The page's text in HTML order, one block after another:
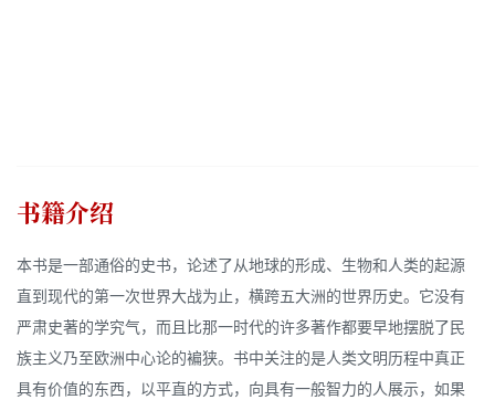
书籍介绍
本书是一部通俗的史书，论述了从地球的形成、生物和人类的起源
直到现代的第一次世界大战为止，横跨五大洲的世界历史。它没有
严肃史著的学究气，而且比那一时代的许多著作都要早地摆脱了民
族主义乃至欧洲中心论的褊狭。书中关注的是人类文明历程中真正
具有价值的东西，以平直的方式，向具有一般智力的人展示，如果